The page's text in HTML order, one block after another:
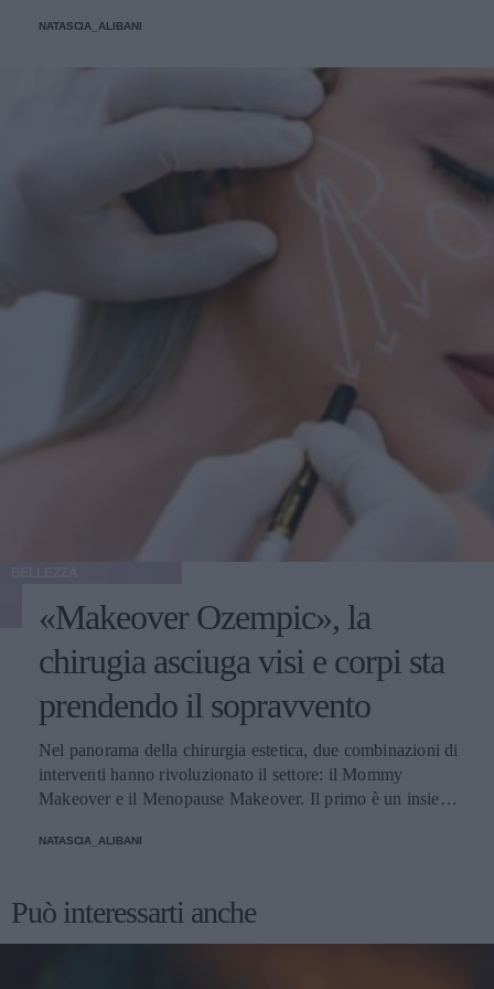
NATASCIA_ALIBANI
«Makeover Ozempic», la
chirugia asciuga visi e corpi sta
prendendo il sopravvento
Nel panorama della chirurgia estetica, due combinazioni di
interventi hanno rivoluzionato il settore: il Mommy
Makeover e il Menopause Makeover. Il primo è un insieme
donne a recuperare la forma fisica e l'aspetto che avevano
soprattutto addome, seno e altre aree soggette a
rilassamento cutaneo o perdita di tono. Il secondo, invece,
NATASCIA_ALIBANI
Può interessarti anche